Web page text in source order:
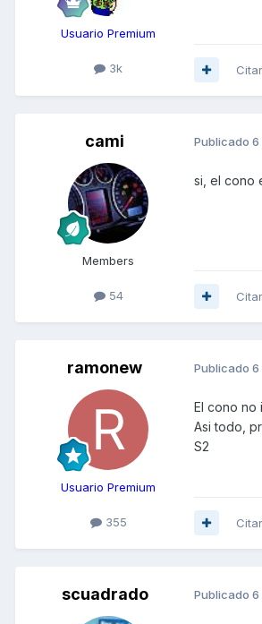
Usuario Premium
3k Citar
cami
Members
54
Publicado 6
si, el cono
Citar
ramonew
Usuario Premium
355
Publicado 6
El cono no
Asi todo,
S2
Citar
scuadrado Publicado 6